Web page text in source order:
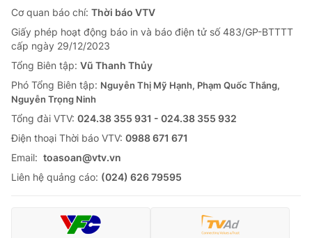
Cơ quan báo chí: Thời báo VTV
Giấy phép hoạt động báo in và báo điện tử số 483/GP-BTTTT
cấp ngày 29/12/2023
Tổng Biên tập: Vũ Thanh Thủy
Phó Tổng Biên tập: Nguyễn Thị Mỹ Hạnh, Phạm Quốc Thắng,
Nguyễn Trọng Ninh
Tổng đài VTV: 024.38 355 931 - 024.38 355 932
Ðiện thoại Thời báo VTV: 0988 671 671
Email: toasoan@vtv.vn
Liên hệ quảng cáo: (024) 626 79595